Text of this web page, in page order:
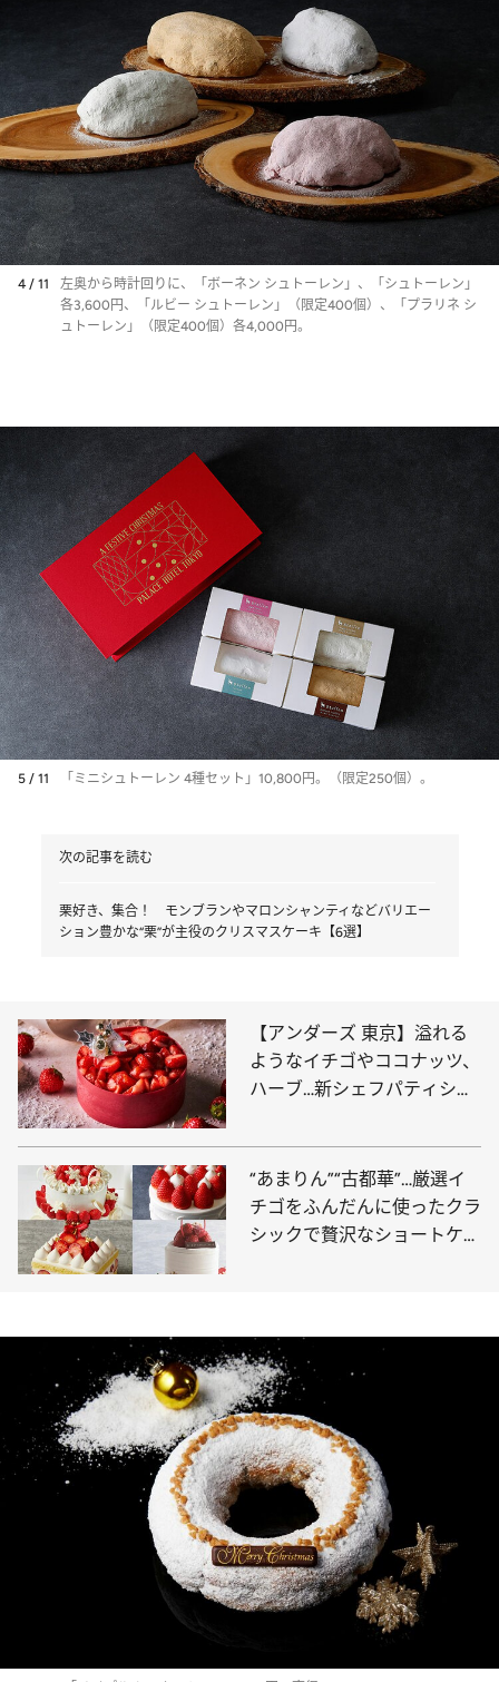
4 / 11
左奥から時計回りに、「ボーネン シュトーレン」、「シュトーレン」
各3,600円、「ルビー シュトーレン」（限定400個）、「プラリネ シ
ュトーレン」（限定400個）各4,000円。
5 / 11 「ミニシュトーレン 4種セット」10,800円。（限定250個）。
次の記事を読む
栗好き、集合！ モンブランやマロンシャンティなどバリエー
ション豊かな“栗”が主役のクリスマスケーキ【6選】
【アンダーズ 東京】溢れる
ようなイチゴやココナッツ、
ハーブ…新シェフパティシエ
“あまりん”“古都華”…厳選イ
チゴをふんだんに使ったクラ
シックで贅沢なショートケー